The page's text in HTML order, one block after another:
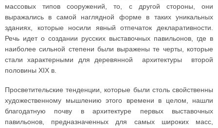
массовых типов сооружений, то, с другой стороны, они
выражались в самой наглядной форме в таких уникальных
зданиях, которые носили явный отпечаток декларативности.
Речь идет о создании русских выставочных павильонов, где в
наиболее сильной степени были выражены те черты, которые
стали характерными для деревянной архитектуры второй
половины XIX в.
Просветительские тенденции, которые были столь свойственны
художественному мышлению этого времени в целом, нашли
благодатную почву в архитектуре первых выставочных
павильонов, предназначенных для самых широких масс,